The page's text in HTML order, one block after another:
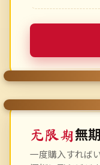
无限期無
一度購入すれば